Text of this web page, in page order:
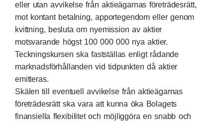
eller utan avvikelse från aktieägarnas företrädesrätt,
mot kontant betalning, apportegendom eller genom
kvittning, besluta om nyemission av aktier
motsvarande högst 100 000 000 nya aktier.
Teckningskursen ska fastställas enligt rådande
marknadsförhållanden vid tidpunkten då aktier
emitteras.
Skälen till eventuell avvikelse från aktieägarnas
företrädesrätt ska vara att kunna öka Bolagets
finansiella flexibilitet och möjliggöra en snabb och